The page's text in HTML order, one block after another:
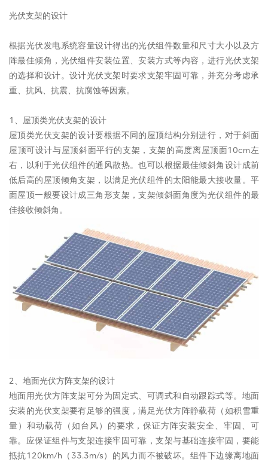
光伏支架的设计
根据光伏发电系统容量设计得出的光伏组件数量和尺寸大小以及方
阵最佳倾角，光伏组件安装位置、安装方式等内容，进行光伏支架
的选择和设计。设计光伏支架时要求支架牢固可靠，并充分考虑承
重、抗风、抗震、抗腐蚀等因素。
1、屋顶类光伏支架的设计
屋顶类光伏支架的设计要根据不同的屋顶结构分别进行，对于斜面
屋顶可设计与屋顶斜面平行的支架，支架的高度离屋顶面10cm左
右，以利于光伏组件的通风散热。也可以根据最佳倾斜角设计成前
低后高的屋顶倾角支架，以满足光伏组件的太阳能最大接收量。平
面屋顶一般要设计成三角形支架，支架倾斜面角度为光伏组件的最
佳接收倾斜角。
2、地面光伏方阵支架的设计
地面用光伏方阵支架可分为固定式、可调式和自动跟踪式等。地面
安装的光伏支架要有足够的强度，满足光伏方阵静载荷（如积雪重
量）和动载荷（如台风）的要求，保证方阵安装安全、牢固、可
靠。应保证组件与支架连接牢固可靠，支架与基础连接牢固，要能
抵抗120km/h（33.3m/s）的风力而不被破坏。组件下边缘离地面